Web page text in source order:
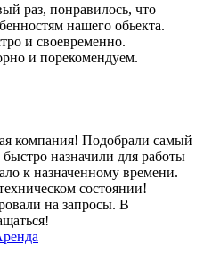
раз, понравилось, что
нашего обьекта.
и своевременно.
и порекомендуем.
компания! Подобрали самый
назначили для работы
к назначенному времени.
состоянии!
на запросы. В